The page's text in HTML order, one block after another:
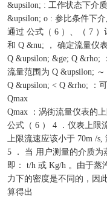
&upsilon; : 工作状态下介
&upsilon; o : 参比条件下
通过 公式（ 6 ）、（ 7
和 Q &nu; ， 确定流量仪
Q &upsilon; &ge; Q &rho;
流量范围为 Q &upsilon; ～
Q &upsilon; < Q &rho; ：
Qmax
Qmax ：涡街流量仪表的
公式（ 6 ） 4 ．仪表上限
上限流速应该小于 70m /s,
5 ． 当 用户测量的介质为
即： t/h 或 Kg/h 。由于蒸
力下的密度是不同的，因
算得出